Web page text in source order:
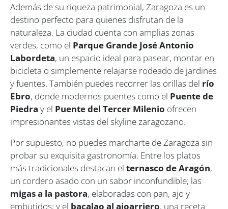
Además de su riqueza patrimonial, Zaragoza es un
destino perfecto para quienes disfrutan de la
naturaleza. La ciudad cuenta con amplias zonas
verdes, como el Parque Grande José Antonio
Labordeta, un espacio ideal para pasear, montar en
bicicleta o simplemente relajarse rodeado de jardines
y fuentes. También puedes recorrer las orillas del río
Ebro, donde modernos puentes como el Puente de
Piedra y el Puente del Tercer Milenio ofrecen
impresionantes vistas del skyline zaragozano.
Por supuesto, no puedes marcharte de Zaragoza sin
probar su exquisita gastronomía. Entre los platos
más tradicionales destacan el ternasco de Aragón,
un cordero asado con un sabor inconfundible; las
migas a la pastora, elaboradas con pan, ajo y
embutidos; y el bacalao al ajoarriero, una receta